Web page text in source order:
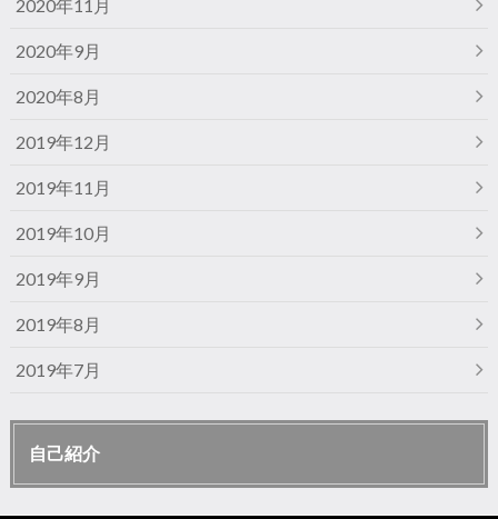
2020年11月
2020年9月
2020年8月
2019年12月
2019年11月
2019年10月
2019年9月
2019年8月
2019年7月
自己紹介